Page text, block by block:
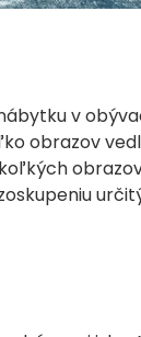
v
obrazov